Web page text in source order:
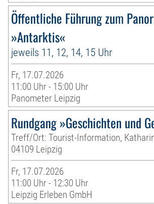
Öffentliche Führung zum
»Antarktis«
jeweils 11, 12, 14, 15 Uhr
Fr, 17.07.2026
11:00 Uhr - 15:00 Uhr
Panometer Leipzig
Rundgang »Geschichten und
Treff/Ort: Tourist-Information,
04109 Leipzig
Fr, 17.07.2026
11:00 Uhr - 12:30 Uhr
Leipzig Erleben GmbH